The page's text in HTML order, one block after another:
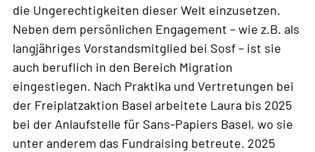
die Ungerechtigkeiten dieser Welt einzusetzen.
Neben dem persönlichen Engagement – wie z.B. als
langjähriges Vorstandsmitglied bei Sosf – ist sie
auch beruflich in den Bereich Migration
eingestiegen. Nach Praktika und Vertretungen bei
der Freiplatzaktion Basel arbeitete Laura bis 2025
bei der Anlaufstelle für Sans-Papiers Basel, wo sie
unter anderem das Fundraising betreute. 2025